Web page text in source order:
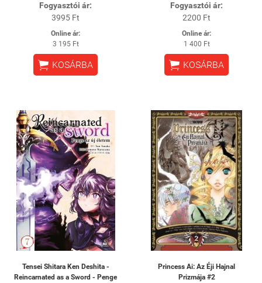
Fogyasztói ár:
3995 Ft
Online ár:
3 195 Ft
 KOSÁRBA
Fogyasztói ár:
2200 Ft
Online ár:
1 400 Ft
 KOSÁRBA
Tensei Shitara Ken Deshita -
Reincarnated as a Sword - Penge
Princess Ai: Az Éji Hajnal
Prizmája #2